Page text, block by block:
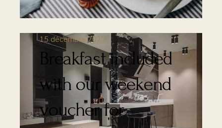
15 décembre 2020
Breakfast included
with our weekend
voucher for